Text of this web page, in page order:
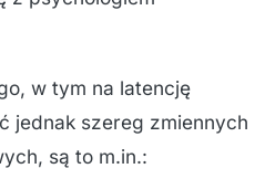
w tym na latencję
jednak szereg zmiennych
są to m.in.: